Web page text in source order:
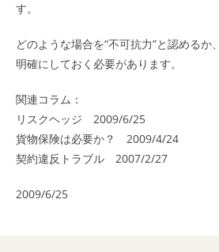
す。
どのような場合を“不可抗力”と認めるか
明確にしておく必要があります。
関連コラム：
リスクヘッジ 2009/6/25
貨物保険は必要か？ 2009/4/24
契約違反トラブル 2007/2/27
2009/6/25